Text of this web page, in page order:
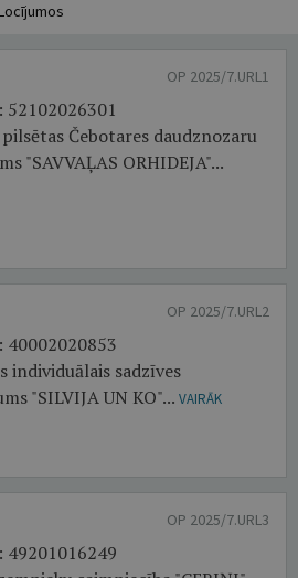
OP 2025/7.URL1
52102026301
Čebotares daudznozaru
"SAVVAĻAS ORHIDEJA"...
OP 2025/7.URL2
40002020853
individuālais sadzīves
"SILVIJA UN KO"... VAIRĀK
OP 2025/7.URL3
49201016249